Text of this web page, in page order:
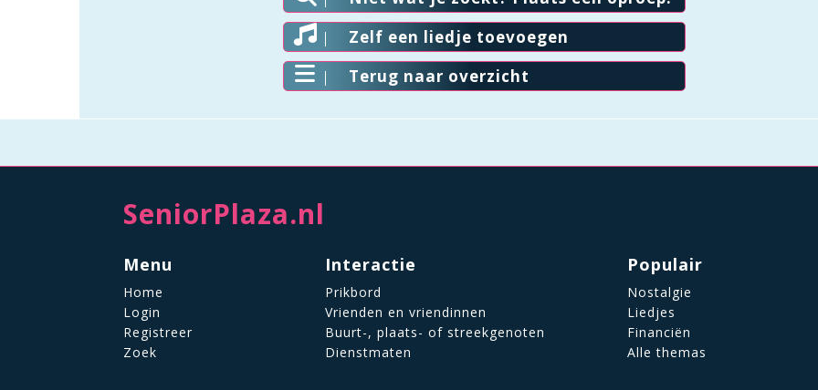
Zelf een liedje toevoegen
Terug naar overzicht
SeniorPlaza.nl
Menu
Home
Login
Registreer
Zoek
Interactie
Prikbord
Vrienden en vriendinnen
Buurt-, plaats- of streekgenoten
Dienstmaten
Populair
Nostalgie
Liedjes
Financiën
Alle themas